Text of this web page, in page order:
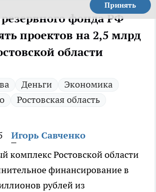
Принять
фонда РФ
проектов на 2,5 млрд
области
Деньги
Экономика
Ростовская область
Игорь Савченко
Ростовской области
финансирование в
рублей из